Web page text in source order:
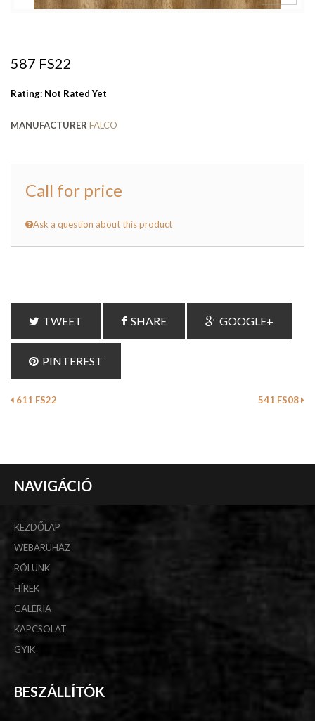
587 FS22
Rating: Not Rated Yet
MANUFACTURERFALCO
Call for price
Ask a question about this product
TWEET SHARE GOOGLE+
PINTEREST
611 FS22 541 FS08
NAVIGÁCIÓ
KEZDŐLAP
WEBÁRUHÁZ
RÓLUNK
HÍREK
GALÉRIA
KAPCSOLAT
GYIK
BESZÁLLÍTÓK